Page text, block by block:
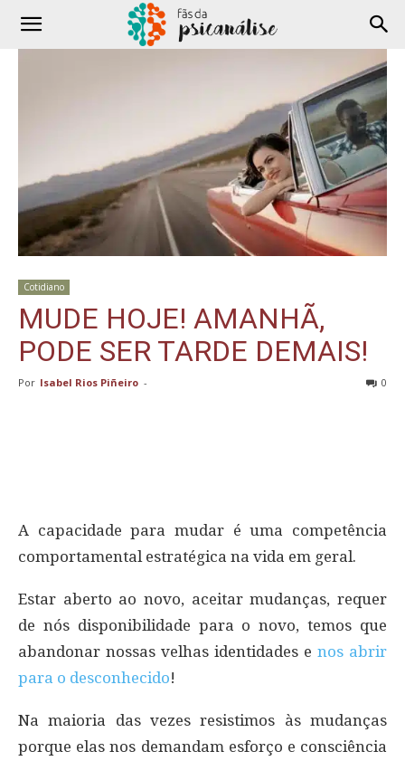
Cotidiano
MUDE HOJE! AMANHÃ,
PODE SER TARDE DEMAIS!
Por Isabel Rios Piñeiro - 0
A capacidade para mudar é uma competência
comportamental estratégica na vida em geral.
Estar aberto ao novo, aceitar mudanças, requer
de nós disponibilidade para o novo, temos que
abandonar nossas velhas identidades e nos abrir
para o desconhecido!
Na maioria das vezes resistimos às mudanças
porque elas nos demandam esforço e consciência